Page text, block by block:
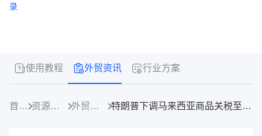
心
录
使用教程 外贸资讯 行业方案
首页 资源中心 外贸资讯 特朗普下调马来西亚商品关税至19%